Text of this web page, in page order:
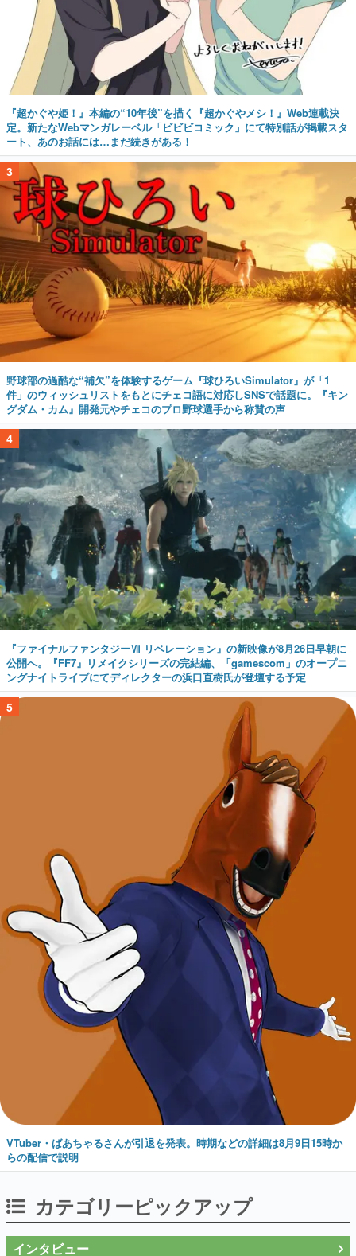
『超かぐや姫！』本編の“10年後”を描く『超かぐやメシ！』Web連載決
定。新たなWebマンガレーベル「ビビビコミック」にて特別話が掲載スタ
ート、あのお話には…まだ続きがある！
3
野球部の過酷な“補欠”を体験するゲーム『球ひろいSimulator』が「1
件」のウィッシュリストをもとにチェコ語に対応しSNSで話題に。『キン
グダム・カム』開発元やチェコのプロ野球選手から称賛の声
4
『ファイナルファンタジーⅦ リベレーション』の新映像が8月26日早朝に
公開へ。『FF7』リメイクシリーズの完結編、「gamescom」のオープニ
ングナイトライブにてディレクターの浜口直樹氏が登壇する予定
5
VTuber・ばあちゃるさんが引退を発表。時期などの詳細は8月9日15時か
らの配信で説明
カテゴリーピックアップ
インタビュー